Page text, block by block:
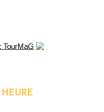
HEURE